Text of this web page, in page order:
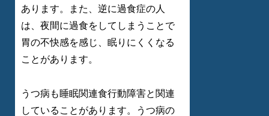
あります。また、逆に過食症の人
は、夜間に過食をしてしまうことで
胃の不快感を感じ、眠りにくくなる
ことがあります。
うつ病も睡眠関連食行動障害と関連
していることがあります。うつ病の